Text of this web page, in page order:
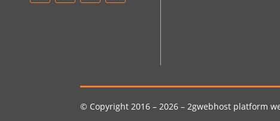
© Copyright 2016 – 2026 – 2gwebhost platform